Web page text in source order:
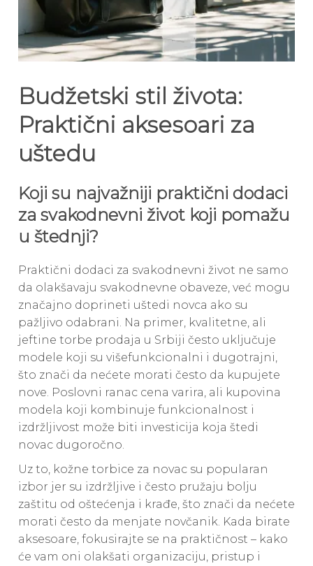
Budžetski stil života:
Praktični aksesoari za
uštedu
Koji su najvažniji praktični dodaci
za svakodnevni život koji pomažu
u štednji?
Praktični dodaci za svakodnevni život ne samo
da olakšavaju svakodnevne obaveze, već mogu
značajno doprineti uštedi novca ako su
pažljivo odabrani. Na primer, kvalitetne, ali
jeftine torbe prodaja u Srbiji često uključuje
modele koji su višefunkcionalni i dugotrajni,
što znači da nećete morati često da kupujete
nove. Poslovni ranac cena varira, ali kupovina
modela koji kombinuje funkcionalnost i
izdržljivost može biti investicija koja štedi
novac dugoročno.
Uz to, kožne torbice za novac su popularan
izbor jer su izdržljive i često pružaju bolju
zaštitu od oštećenja i krađe, što znači da nećete
morati često da menjate novčanik. Kada birate
aksesoare, fokusirajte se na praktičnost – kako
će vam oni olakšati organizaciju, pristup i